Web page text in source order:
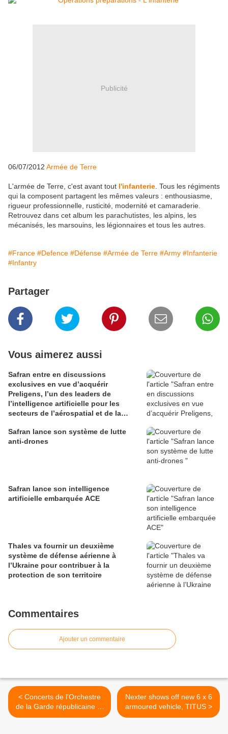
Publicité
06/07/2012 Armée de Terre
L'armée de Terre, c'est avant tout l'infanterie . Tous les régiments
qui la composent partagent les mêmes valeurs : enthousiasme,
rigueur professionnelle, rusticité, modernité et camaraderie.
Retrouvez dans cet album les parachutistes, les alpins, les
mécanisés, les marsouins, les légionnaires et tous les autres.
#France #Defence #Défense #Armée de Terre #Army #Infanterie
#Infantry
Partager
Vous aimerez aussi
Safran entre en discussions
exclusives en vue d’acquérir
Preligens, l’un des leaders de
l’intelligence artificielle pour les
secteurs de l’aérospatial et de la
Safran lance son système de lutte
anti-drones
Safran lance son intelligence
artificielle embarquée ACE
Thales va fournir un deuxième
système de défense aérienne à
l’Ukraine pour contribuer à la
protection de son territoire
Commentaires
Ajouter un commentaire
< Concerts de l'Orchestre
de la Garde républicaine et
du Chœur de l'Armée
Nexter shows off new 6 x 6
armoured vehicle, TITUS >